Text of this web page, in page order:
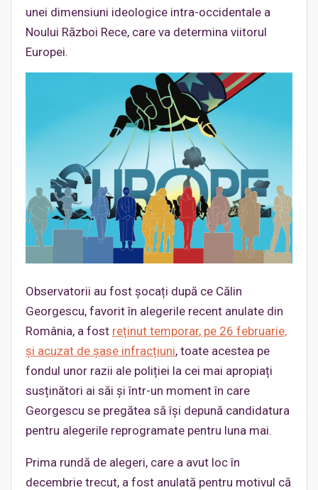
unei dimensiuni ideologice intra-occidentale a
Noului Război Rece, care va determina viitorul
Europei.
Observatorii au fost șocați după ce Călin
Georgescu, favorit în alegerile recent anulate din
România, a fost reținut temporar, pe 26 februarie,
și acuzat de șase infracțiuni, toate acestea pe
fondul unor razii ale poliției la cei mai apropiați
susținători ai săi și într-un moment în care
Georgescu se pregătea să își depună candidatura
pentru alegerile reprogramate pentru luna mai.
Prima rundă de alegeri, care a avut loc în
decembrie trecut, a fost anulată pentru motivul că